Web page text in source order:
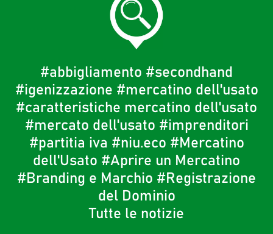
#abbigliamento #secondhand
#igenizzazione #mercatino dell'usato
#caratteristiche mercatino dell'usato
#mercato dell'usato #imprenditori
#partitia iva #niu.eco #Mercatino
dell'Usato #Aprire un Mercatino
#Branding e Marchio #Registrazione
del Dominio
Tutte le notizie